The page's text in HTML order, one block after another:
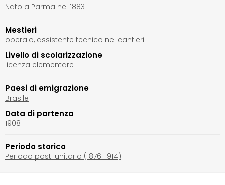
Nato a Parma nel 1883
Mestieri
operaio, assistente tecnico nei cantieri
Livello di scolarizzazione
licenza elementare
Paesi di emigrazione
Brasile
Data di partenza
1908
Periodo storico
Periodo post-unitario (1876-1914)